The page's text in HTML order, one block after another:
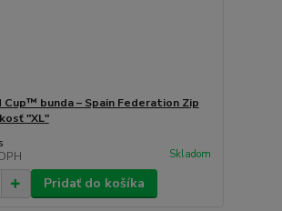
Cup™ bunda – Spain Federation Zip
"XL"
Skladom
Pridať do košíka